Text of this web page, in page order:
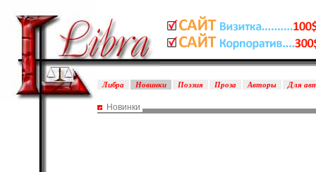
Либра Новинки Поэзия Проза Авторы Для
Новинки